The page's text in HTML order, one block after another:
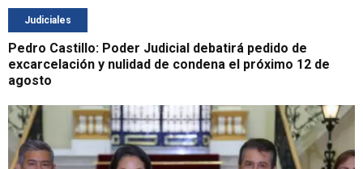
Judiciales
Pedro Castillo: Poder Judicial debatirá pedido de
excarcelación y nulidad de condena el próximo 12 de
agosto